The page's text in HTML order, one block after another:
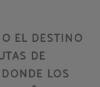
EL DESTINO
DE
LOS